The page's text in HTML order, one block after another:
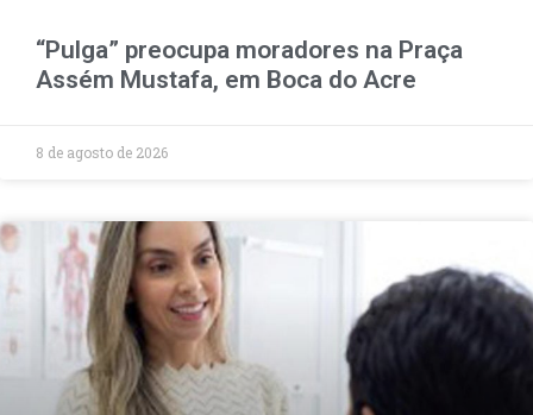
“Pulga” preocupa moradores na Praça
Assém Mustafa, em Boca do Acre
8 de agosto de 2026